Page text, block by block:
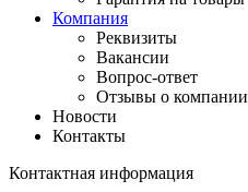
Компания
Реквизиты
Вакансии
Вопрос-ответ
Отзывы о компании
Новости
Контакты
Контактная информация